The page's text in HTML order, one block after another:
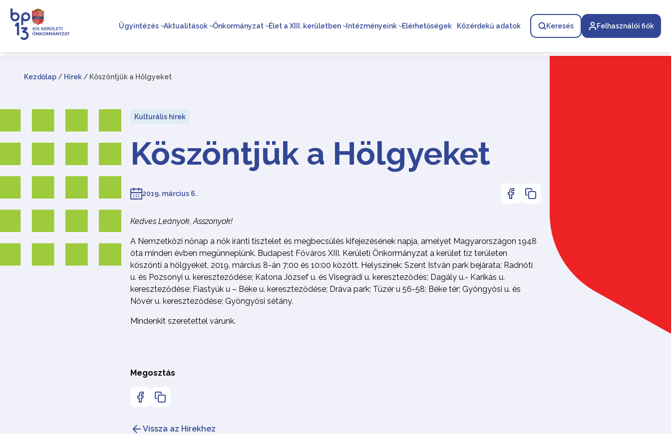
Ügyintézés Aktualitások Önkormányzat Élet a XIII. kerületben Intézményeink Elérhetőségek Közérdekű adatok Keresés Felhasználói fiók
Kezdőlap / Hírek / Köszöntjük a Hölgyeket
Kulturális hírek
Köszöntjük a Hölgyeket
2019. március 6.
Kedves Leányok, Asszonyok!
A Nemzetközi nőnap a nők iránti tisztelet és megbecsülés kifejezésének napja, amelyet Magyarországon 1948
óta minden évben megünneplünk. Budapest Főváros XIII. Kerületi Önkormányzat a kerület tíz területen
köszönti a hölgyeket, 2019. március 8-án 7:00 és 10:00 között. Helyszínek: Szent István park bejárata; Radnóti
u. és Pozsonyi u. kereszteződése; Katona József u. és Visegrádi u. kereszteződés; Dagály u.- Karikás u.
kereszteződése; Fiastyúk u – Béke u. kereszteződése; Dráva park; Tüzér u 56-58; Béke tér; Gyöngyösi u. és
Nővér u. kereszteződése; Gyöngyösi sétány.
Mindenkit szeretettel várunk.
Megosztás
Vissza az Hírekhez